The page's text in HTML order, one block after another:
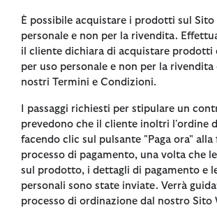
È possibile acquistare i prodotti sul Sito
personale e non per la rivendita.
il cliente dichiara di acquistare prodotti
per uso personale e non per la rivendita
nostri Termini e Condizioni.
I passaggi richiesti per stipulare un
prevedono che il cliente inoltri l'ordine
facendo clic sul pulsante "Paga ora" alla
processo di pagamento, una volta che
sul prodotto, i dettagli di pagamento e
personali sono state inviate. Verrà
processo di ordinazione dal nostro Sito